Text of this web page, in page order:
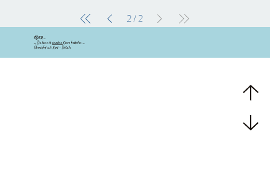
2/2
ODER ...
... Du kannsteinzelneKurse bestellen ...
Übersicht mit Kurs - Details